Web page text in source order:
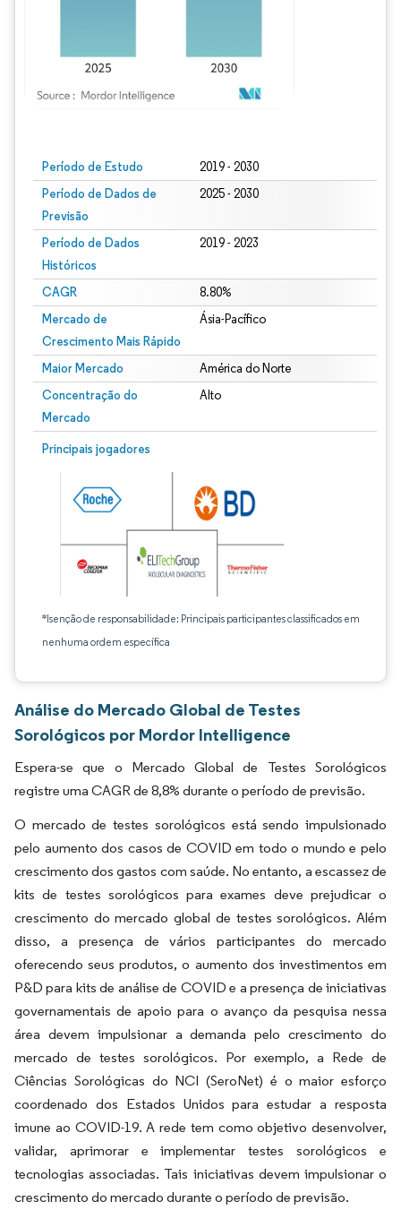
Período de Estudo 2019 - 2030
Período de Dados de
Previsão
2025 - 2030
Período de Dados
Históricos
2019 - 2023
CAGR 8.80%
Mercado de
Crescimento Mais Rápido
Ásia-Pacífico
Maior Mercado América do Norte
Concentração do
Mercado
Alto
Principais jogadores
*Isenção de responsabilidade: Principais participantes classificados em
nenhuma ordem específica
Análise do Mercado Global de Testes
Sorológicos por Mordor Intelligence
Espera-se que o Mercado Global de Testes Sorológicos
registre uma CAGR de 8,8% durante o período de previsão.
O mercado de testes sorológicos está sendo impulsionado
pelo aumento dos casos de COVID em todo o mundo e pelo
crescimento dos gastos com saúde. No entanto, a escassez de
kits de testes sorológicos para exames deve prejudicar o
crescimento do mercado global de testes sorológicos. Além
disso, a presença de vários participantes do mercado
oferecendo seus produtos, o aumento dos investimentos em
P&D para kits de análise de COVID e a presença de iniciativas
governamentais de apoio para o avanço da pesquisa nessa
área devem impulsionar a demanda pelo crescimento do
mercado de testes sorológicos. Por exemplo, a Rede de
Ciências Sorológicas do NCI (SeroNet) é o maior esforço
coordenado dos Estados Unidos para estudar a resposta
imune ao COVID-19. A rede tem como objetivo desenvolver,
validar, aprimorar e implementar testes sorológicos e
tecnologias associadas. Tais iniciativas devem impulsionar o
crescimento do mercado durante o período de previsão.